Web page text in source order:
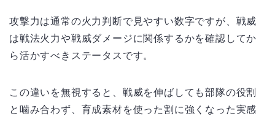
攻撃力は通常の火力判断で見やすい数字ですが、戦威
は戦法火力や戦威ダメージに関係するかを確認してか
ら活かすべきステータスです。
この違いを無視すると、戦威を伸ばしても部隊の役割
と噛み合わず、育成素材を使った割に強くなった実感